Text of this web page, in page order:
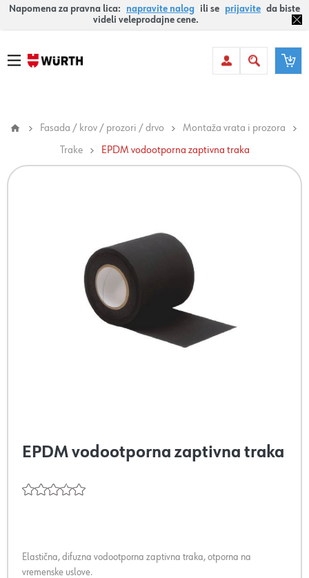
Napomena za pravna lica: napravite nalog ili se prijavite da biste
videli veleprodajne cene.
Fasada / krov / prozori / drvo
Montaža vrata i prozora
Trake
EPDM vodootporna zaptivna traka
EPDM vodootporna zaptivna traka
Elastična, difuzna vodootporna zaptivna traka, otporna na
vremenske uslove.